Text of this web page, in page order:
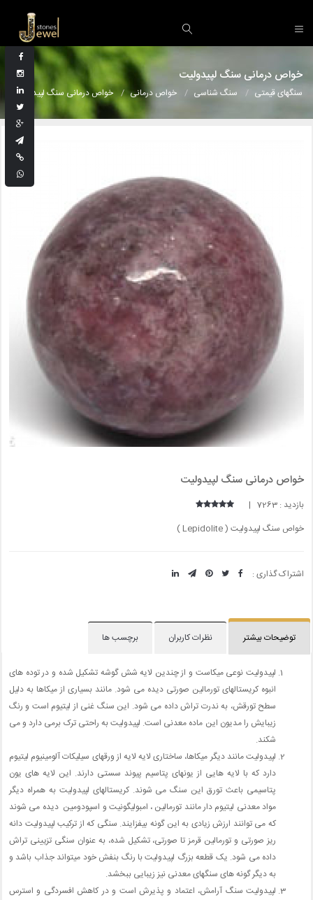
خواص درمانی سنگ لپیدولیت
سنگهای قیمتی سنگ شناسی خواص درمانی خواص درمانی سنگ لپیدولیت
خواص درمانی سنگ لپیدولیت
بازدید : 7263 |
خواص سنگ لپیدولیت ( Lepidolite )
اشتراک گذاری :
توضیحات بیشتر نظرات کاربران برچسب ها
لپیدولیت نوعی میکاست و از چندین لایه شش گوشه تشکیل شده و در توده های
انبوه کریستالهای تورمالین صورتی دیده می شود. مانند بسیاری از میکاها به دلیل
سطح تورقش، به ندرت تراش داده می شود. این سنگ غنی از لیتیوم است و رنگ
زیبایش را مدیون این ماده معدنی است. لپیدولیت به راحتی ترک برمی دارد و می
شکند.
لپیدولیت مانند دیگر میکاها، ساختاری لایه لایه از ورقهای سیلیکات آلومینیوم لیتیوم
دارد که با لایه هایی از یونهای پتاسیم پیوند سستی دارند. این لایه های یون
پتاسیمی باعث تورق این سنگ می شوند. کریستالهای لپیدولیت به همراه دیگر
مواد معدنی لیتیوم دار مانند تورمالین ، امبولیگونیت و اسپودومین دیده می شوند
که می توانند ارزش زیادی به این گونه بیفزایند. سنگی که از ترکیب لپیدولیت دانه
ریز صورتی و تورمالین قرمز تا صورتی، تشکیل شده، به عنوان سنگی تزیینی تراش
داده می شود. یک قطعه بزرگ لپیدولیت با رنگ بنفش خود میتواند جذاب باشد و
به دیگر گونه های سنگهای معدنی نیز زیبایی ببخشد.
لپیدولیت سنگ آرامش، اعتماد و پذیرش است و در کاهش افسردگی و استرس